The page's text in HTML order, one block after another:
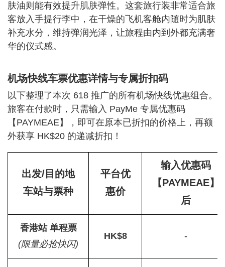
肤油则能有效提升肌肤弹性。这套旅行装非常适合旅
客放入手提行李中，在干燥的飞机客舱内随时为肌肤
补充水分，维持弹润光泽，让旅程由内到外都充满奢
华的仪式感。
机场快线车票优惠详情与专属折扣码
以下整理了本次 618 推广的所有机场快线优惠组合。
旅客在付款时，只需输入 PayMe 专属优惠码
【PAYMEAE】，即可在原本已折扣的价格上，再额
外获享 HK$20 的递减折扣！
出发/目的地
车站与票种
平台优
惠价
输入优惠码
【PAYMEAE】
后
香港站 单程票
(限量必抢快闪)
HK$8 -